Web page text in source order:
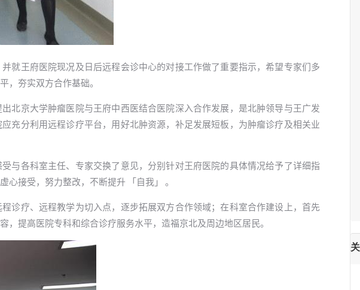
就王府医院现况及日后远程会诊中心的对接工作做了重要指示，希望专家们多
，夯实双方合作基础。
北京大学肿瘤医院与王府中西医结合医院深入合作发展，是北肿领导与王广发
充分利用远程诊疗平台，用好北肿资源，补足发展短板，为肿瘤诊疗及相关业
与各科室主任、专家交换了意见，分别针对王府医院的具体情况给予了详细指
心接受，努力整改，不断提升 「自我」 。
诊疗、远程教学为切入点，逐步拓展双方合作领域；在科室合作建设上，首先
提高医院专科和综合诊疗服务水平，造福京北及周边地区居民。